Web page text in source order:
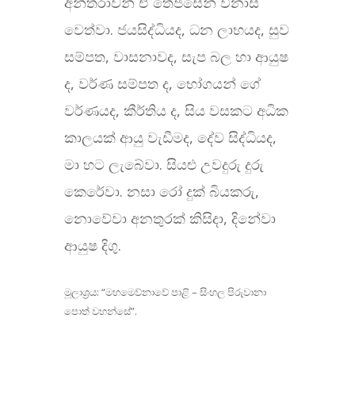
වෙත්වා. ජයසිද්ධියද, ධන ලාභයද, සුව
සම්පත, වාසනාවද, සැප බල හා ආයුෂ
ද, වර්ණ සම්පත ද, භෝගයන් ගේ
වර්ණයද, කීර්තිය ද, සිය වසකට අධික
කාලයක් ආයු වැඩීමද, දේව සිද්ධියද,
මා හට ලැබේවා. සියළු උවදුරු දුරු
කෙරේවා. නසා රෝ දුක් බියකරු,
නොවේවා අනතුරක් කිසිදා, දිනේවා
ආයුෂ දිගු.
මූලාශ්‍රය: “මහමෙව්නාවේ පාළි – සිංහල පිරුවානා
පොත් වහන්සේ”.